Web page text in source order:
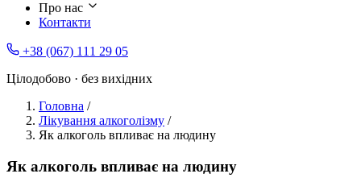
Про нас
Контакти
+38 (067) 111 29 05
Цілодобово · без вихідних
Головна /
Лікування алкоголізму /
Як алкоголь впливає на людину
Як алкоголь впливає на людину